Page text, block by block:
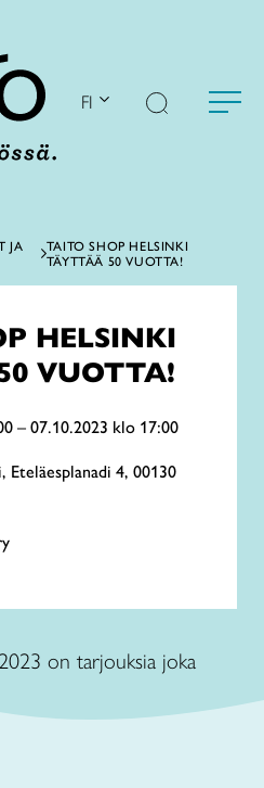
FI
JA
TAITO SHOP HELSINKI
TÄYTTÄÄ 50 VUOTTA!
HELSINKI
VUOTTA!
– 07.10.2023 klo 17:00
Eteläesplanadi 4, 00130
on tarjouksia joka